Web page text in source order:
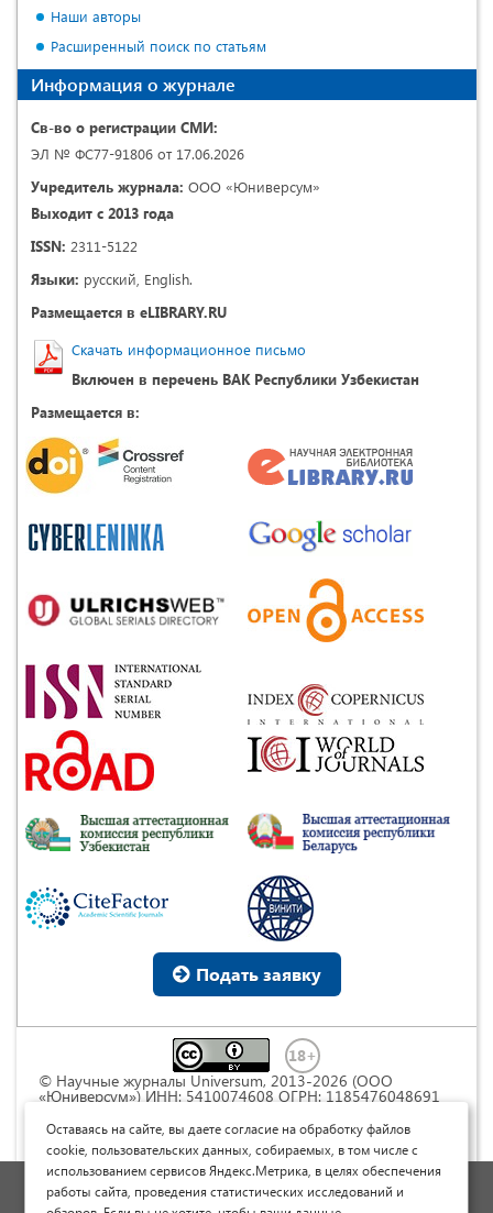
Наши авторы
Расширенный поиск по статьям
Информация о журнале
Св-во о регистрации СМИ:
ЭЛ № ФС77-91806 от 17.06.2026
Учредитель журнала: ООО «Юниверсум»
Выходит с 2013 года
ISSN: 2311-5122
Языки: русский, English.
Размещается в eLIBRARY.RU
Скачать информационное письмо
Включен в перечень ВАК Республики Узбекистан
Размещается в:
Подать заявку
© Научные журналы Universum, 2013-2026 (ООО
«Юниверсум») ИНН: 5410074608 ОГРН: 1185476048691
Commons « Attribution» («Атрибуция») 4.0
Непортированная
Политика обработки персональных данных
Оставаясь на сайте, вы даете согласие на обработку файлов
cookie, пользовательских данных, собираемых, в том числе с
использованием сервисов Яндекс.Метрика, в целях обеспечения
работы сайта, проведения статистических исследований и